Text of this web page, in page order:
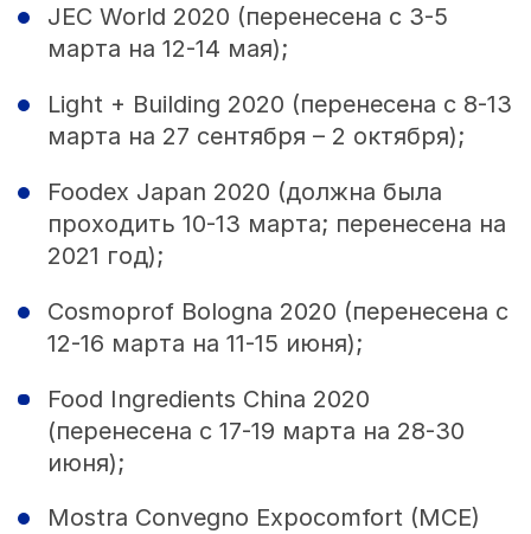
JEC World 2020 (перенесена с 3-5
марта на 12-14 мая);
Light + Building 2020 (перенесена с 8-13
марта на 27 сентября – 2 октября);
Foodex Japan 2020 (должна была
проходить 10-13 марта; перенесена на
2021 год);
Cosmoprof Bologna 2020 (перенесена с
12-16 марта на 11-15 июня);
Food Ingredients China 2020
(перенесена с 17-19 марта на 28-30
июня);
Mostra Convegno Expocomfort (MCE)